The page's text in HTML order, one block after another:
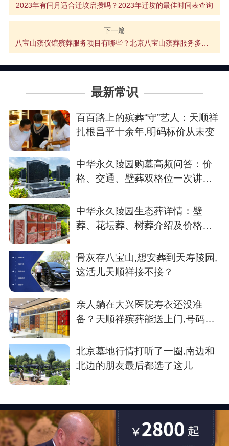
2023年有闰月适合迁坟启攒吗？2023年迁坟的最佳时间表查询
下一篇
最新常识
百百路上的殡葬“守”艺人：天顺祥
扎根昌平十余年,明码标价从未变
中华永久陵园购墓高频问答：价
格、交通、壁葬双格位一次讲清
中华永久陵园生态葬详情：壁
葬、花坛葬、树葬介绍及价格参
骨灰存八宝山,想安葬到天寿陵园,
这活儿天顺祥接不接？
亲人躺在大兴医院寿衣还没准
备？天顺祥殡葬能送上门,号码我
北京墓地行情打听了一圈,南边和
北边的朋友最后都选了这儿